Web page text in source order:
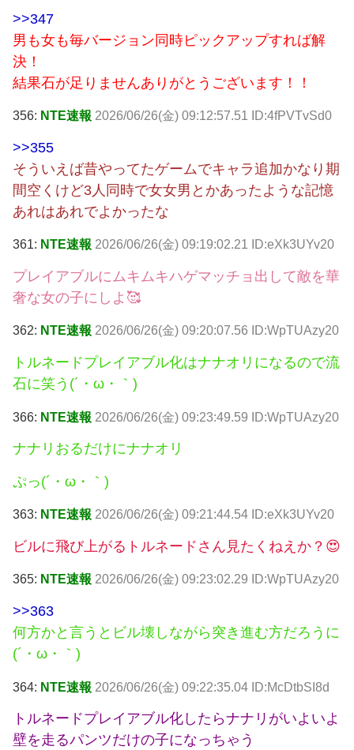
>>347
男も女も毎バージョン同時ピックアップすれば解
決！
結果石が足りませんありがとうございます！！
356: NTE速報 2026/06/26(金) 09:12:57.51 ID:4fPVTvSd0
>>355
そういえば昔やってたゲームでキャラ追加かなり期
間空くけど3人同時で女女男とかあったような記憶
あれはあれでよかったな
361: NTE速報 2026/06/26(金) 09:19:02.21 ID:eXk3UYv20
プレイアブルにムキムキハゲマッチョ出して敵を華
奢な女の子にしよ🥰
362: NTE速報 2026/06/26(金) 09:20:07.56 ID:WpTUAzy20
トルネードプレイアブル化はナナオリになるので流
石に笑う(´・ω・｀)
366: NTE速報 2026/06/26(金) 09:23:49.59 ID:WpTUAzy20
ナナリおるだけにナナオリ
ぷっ(´・ω・｀)
363: NTE速報 2026/06/26(金) 09:21:44.54 ID:eXk3UYv20
ビルに飛び上がるトルネードさん見たくねえか？😍
365: NTE速報 2026/06/26(金) 09:23:02.29 ID:WpTUAzy20
>>363
何方かと言うとビル壊しながら突き進む方だろうに
(´・ω・｀)
364: NTE速報 2026/06/26(金) 09:22:35.04 ID:McDtbSI8d
トルネードプレイアブル化したらナナリがいよいよ
壁を走るパンツだけの子になっちゃう